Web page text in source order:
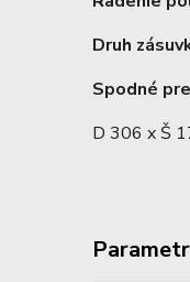
Druh
Spodné
D 306 x Š